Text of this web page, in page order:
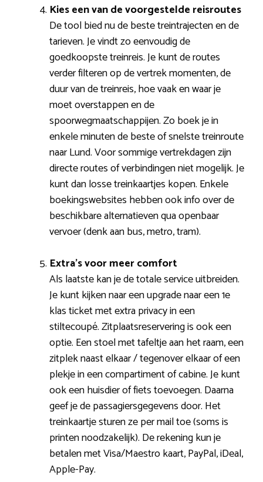
Kies een van de voorgestelde reisroutes
De tool bied nu de beste treintrajecten en de
tarieven. Je vindt zo eenvoudig de
goedkoopste treinreis. Je kunt de routes
verder filteren op de vertrek momenten, de
duur van de treinreis, hoe vaak en waar je
moet overstappen en de
spoorwegmaatschappijen. Zo boek je in
enkele minuten de beste of snelste treinroute
naar Lund. Voor sommige vertrekdagen zijn
directe routes of verbindingen niet mogelijk. Je
kunt dan losse treinkaartjes kopen. Enkele
boekingswebsites hebben ook info over de
beschikbare alternatieven qua openbaar
vervoer (denk aan bus, metro, tram).
Extra’s voor meer comfort
Als laatste kan je de totale service uitbreiden.
Je kunt kijken naar een upgrade naar een 1e
klas ticket met extra privacy in een
stiltecoupé. Zitplaatsreservering is ook een
optie. Een stoel met tafeltje aan het raam, een
zitplek naast elkaar / tegenover elkaar of een
plekje in een compartiment of cabine. Je kunt
ook een huisdier of fiets toevoegen. Daarna
geef je de passagiersgegevens door. Het
treinkaartje sturen ze per mail toe (soms is
printen noodzakelijk). De rekening kun je
betalen met Visa/Maestro kaart, PayPal, iDeal,
Apple-Pay.